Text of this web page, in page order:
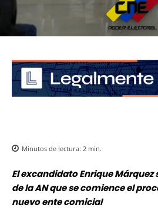
Minutos de lectura: 2 min.
El excandidato Enrique
de la AN que se comience el
nuevo ente comicial